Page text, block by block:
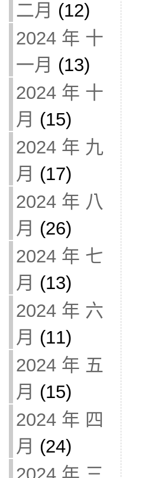
二月 (12)
2024 年 十
一月 (13)
2024 年 十
月 (15)
2024 年 九
月 (17)
2024 年 八
月 (26)
2024 年 七
月 (13)
2024 年 六
月 (11)
2024 年 五
月 (15)
2024 年 四
月 (24)